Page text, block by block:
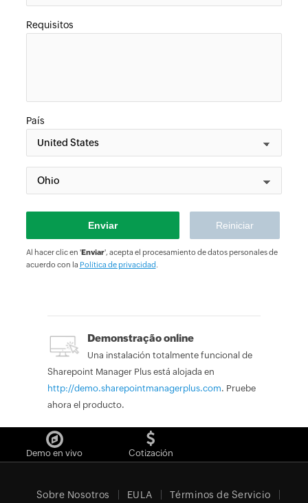
Requisitos
País
Al hacer clic en 'Enviar', acepta el procesamiento de datos personales de
acuerdo con la Política de privacidad
Demonstração online
Una instalación totalmente funcional de
Sharepoint Manager Plus está alojada en
http://demo.sharepointmanagerplus.com. Pruebe
ahora el producto.
Demo en vivo Cotización
Sobre Nosotros EULA Términos de Servicio